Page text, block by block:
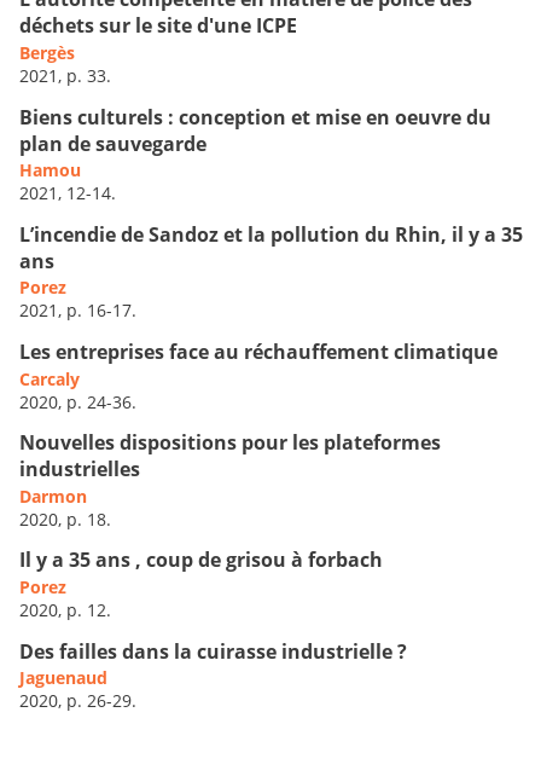
déchets sur le site d'une ICPE
Bergès
2021, p. 33.
Biens culturels : conception et mise en oeuvre du
plan de sauvegarde
Hamou
2021, 12-14.
L’incendie de Sandoz et la pollution du Rhin, il y a 35
ans
Porez
2021, p. 16-17.
Les entreprises face au réchauffement climatique
Carcaly
2020, p. 24-36.
Nouvelles dispositions pour les plateformes
industrielles
Darmon
2020, p. 18.
Il y a 35 ans , coup de grisou à forbach
Porez
2020, p. 12.
Des failles dans la cuirasse industrielle ?
Jaguenaud
2020, p. 26-29.